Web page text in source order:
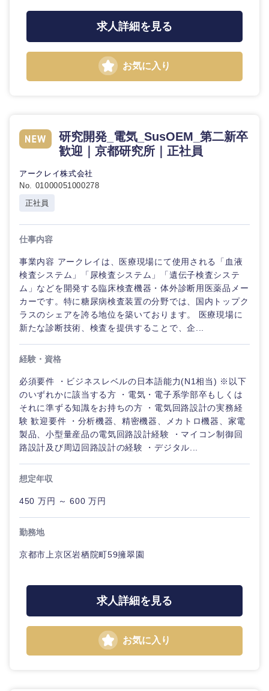
求人詳細を見る
お気に入り
研究開発_電気_SusOEM_第二新卒
歓迎｜京都研究所｜正社員
アークレイ株式会社
No. 01000051000278
正社員
仕事内容
事業内容 アークレイは、医療現場にて使用される「血液
検査システム」「尿検査システム」「遺伝子検査システ
ム」などを開発する臨床検査機器・体外診断用医薬品メー
カーです。特に糖尿病検査装置の分野では、国内トップク
ラスのシェアを誇る地位を築いております。 医療現場に
新たな診断技術、検査を提供することで、企...
経験・資格
必須要件 ・ビジネスレベルの日本語能力(N1相当) ※以下
のいずれかに該当する方 ・電気・電子系学部卒もしくは
それに準ずる知識をお持ちの方 ・電気回路設計の実務経
験 歓迎要件 ・分析機器、精密機器、メカトロ機器、家電
製品、小型量産品の電気回路設計経験 ・マイコン制御回
路設計及び周辺回路設計の経験 ・デジタル...
想定年収
450 万円 ～ 600 万円
勤務地
京都市上京区岩栖院町59擁翠園
求人詳細を見る
お気に入り